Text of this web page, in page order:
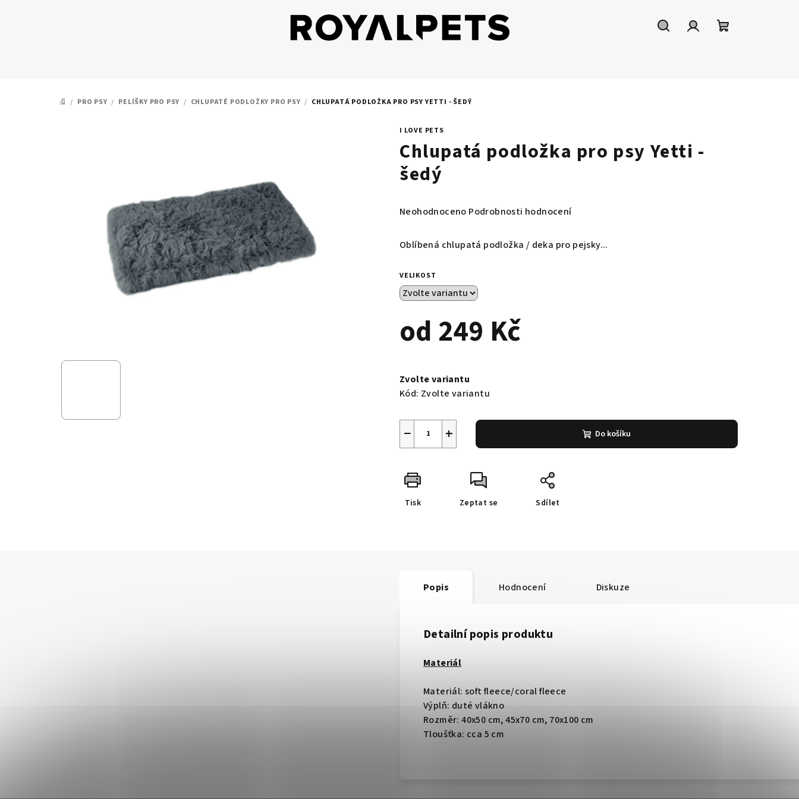
DOMŮ
/ PRO PSY / PELÍŠKY PRO PSY / CHLUPATÉ PODLOŽKY PRO PSY / CHLUPATÁ PODLOŽKA PRO PSY YETTI - ŠEDÝ
I LOVE PETS
Chlupatá podložka pro psy Yetti -
šedý
Průměrné
produktu
z
5
Neohodnoceno Podrobnosti hodnocení
Oblíbená chlupatá podložka / deka pro pejsky...
VELIKOST
od 249 Kč
cena:
Zvolte variantu
Kód: Zvolte variantu
+
− Do košíku
Tisk Zeptat se Sdílet
Popis Hodnocení Diskuze
Detailní popis produktu
Materiál
Materiál: soft fleece/coral fleece
Výplň: duté vlákno
Rozměr: 40x50 cm, 45x70 cm, 70x100 cm
Tloušťka: cca 5 cm